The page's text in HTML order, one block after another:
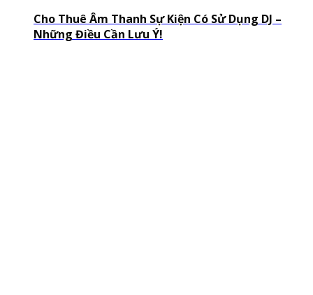
Cho Thuê Âm Thanh Sự Kiện Có Sử Dụng DJ –
Những Điều Cần Lưu Ý!